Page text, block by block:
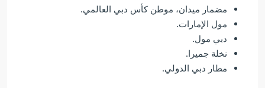
مضمار ميدان، موطن كأس دبي العالمي.
مول الإمارات.
دبي مول.
نخلة جميرا.
مطار دبي الدولي.